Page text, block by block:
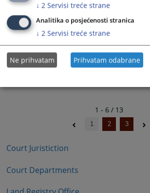
Court Juristiction
Court Departments
1 - 6 / 13
1 2 3
↓ 2 Servisi treće strane
Analitika o posjećenosti stranica
↓ 2 Servisi treće strane
Ne prihvatam Prihvatam odabrane